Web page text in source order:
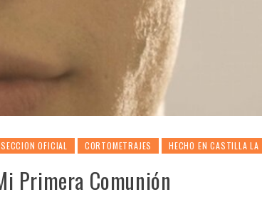
SECCION OFICIAL CORTOMETRAJES HECHO EN CASTILLA LA
Primera Comunión